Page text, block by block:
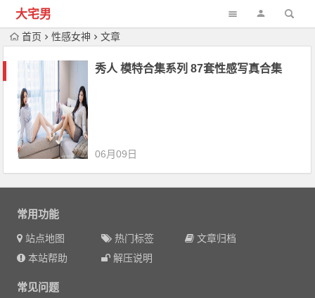
大宅男
首页 性感女神 文章
秀人 模特合集系列 87套性感写真合集
06月09日
常用功能
站点地图 热门标签
文章归档
本站帮助
解压说明
常见问题